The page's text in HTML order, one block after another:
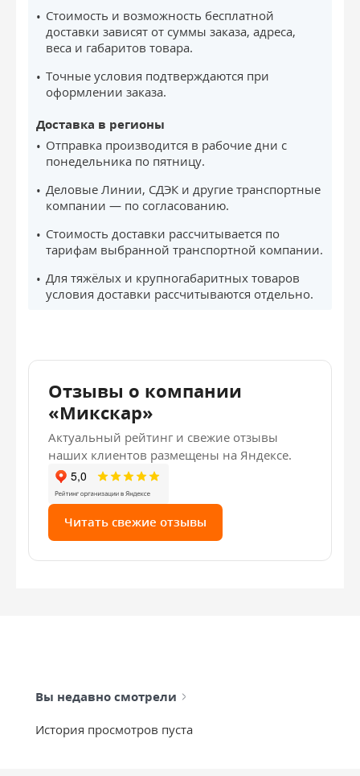
Стоимость и возможность бесплатной
доставки зависят от суммы заказа, адреса,
веса и габаритов товара.
Точные условия подтверждаются при
оформлении заказа.
Доставка в регионы
Отправка производится в рабочие дни с
понедельника по пятницу.
Деловые Линии, СДЭК и другие транспортные
компании — по согласованию.
Стоимость доставки рассчитывается по
тарифам выбранной транспортной компании.
Для тяжёлых и крупногабаритных товаров
условия доставки рассчитываются отдельно.
Отзывы о компании
«Микскар»
Актуальный рейтинг и свежие отзывы
наших клиентов размещены на Яндексе.
Читать свежие отзывы
Вы недавно смотрели
История просмотров пуста